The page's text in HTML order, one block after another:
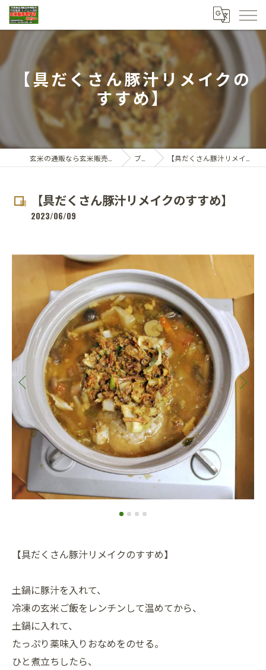
【具だくさん豚汁リメイクの
すすめ】
ブログ 【具だくさん豚汁リメイクのすすめ】
【具だくさん豚汁リメイクのすすめ】
2023/06/09
【具だくさん豚汁リメイクのすすめ】
土鍋に豚汁を入れて、
冷凍の玄米ご飯をレンチンして温めてから、
土鍋に入れて、
たっぷり薬味入りおなめをのせる。
ひと煮立ちしたら、